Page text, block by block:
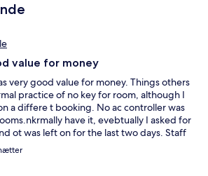
value for money
very good value for money. Things others
practice of no key for room, although I
a differe t booking. No ac controller was
have it, evebtually I asked for
ot was left on for the last two days. Staff
generally requires spansish. The whole
I got an ear infection on leaving, it may